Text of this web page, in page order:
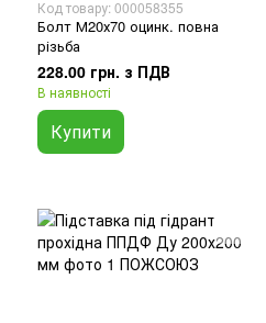
Код товару: 000058355
Болт М20х70 оцинк. повна
різьба
228.00 грн. з ПДВ
В наявності
Купити